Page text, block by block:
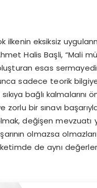
ilkenin eksiksiz
Halis Başli, “Mali
esas
sadece teorik
sıkıya bağlı
bir sınavı
değişen
olmazsa olmazları
de aynı